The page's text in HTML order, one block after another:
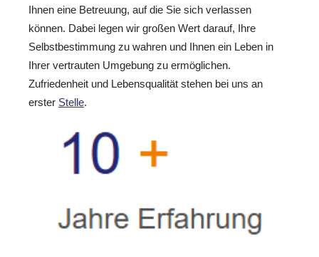
Ihnen eine Betreuung, auf die Sie sich verlassen
können. Dabei legen wir großen Wert darauf, Ihre
Selbstbestimmung zu wahren und Ihnen ein Leben in
Ihrer vertrauten Umgebung zu ermöglichen.
Zufriedenheit und Lebensqualität stehen bei uns an
erster Stelle.